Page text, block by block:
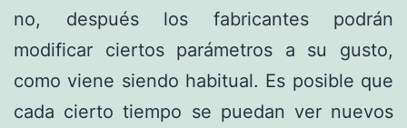
no, después los fabricantes podrán
modificar ciertos parámetros a su gusto,
como viene siendo habitual. Es posible que
cada cierto tiempo se puedan ver nuevos